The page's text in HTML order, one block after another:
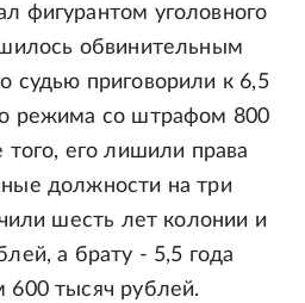
фигурантом уголовного
обвинительным
судью приговорили к 6,5
режима со штрафом 800
его лишили права
должности на три
шесть лет колонии и
а брату - 5,5 года
тысяч рублей.